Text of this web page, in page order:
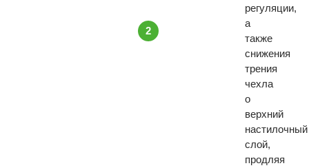
2
регуляции,
а
также
снижения
трения
чехла
о
верхний
настилочный
слой,
продляя